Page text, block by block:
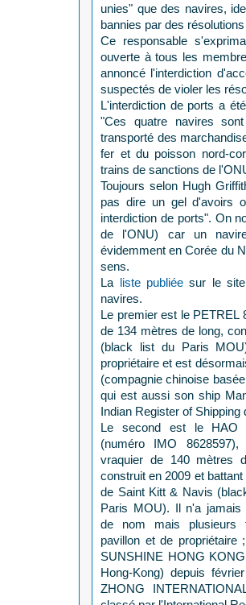
unies" que des navires,
bannies par des
Ce responsable
ouverte à tous les
annoncé l'interdiction
suspectés de violer les
L'interdiction de ports a
"Ces quatre navires
transporté des
fer et du poisson nord-
trains de sanctions de
Toujours selon Hugh
pas dire un gel d'avoirs
interdiction de ports". On
de l'ONU) car un
évidemment en Corée du
sens.
La liste publiée sur le
navires.
Le premier est le PETREL
de 134 mètres de long,
(black list du Paris
propriétaire et est
(compagnie chinoise
qui est aussi son ship
Indian Register of Shipping
Le second est le HAO
(numéro IMO
vraquier de 140 mètres
construit en 2009 et battant
de Saint Kitt & Navis
Paris MOU). Il n'a jamais
de nom mais plusieurs
pavillon et de
SUNSHINE HONG
Hong-Kong) depuis
ZHONG